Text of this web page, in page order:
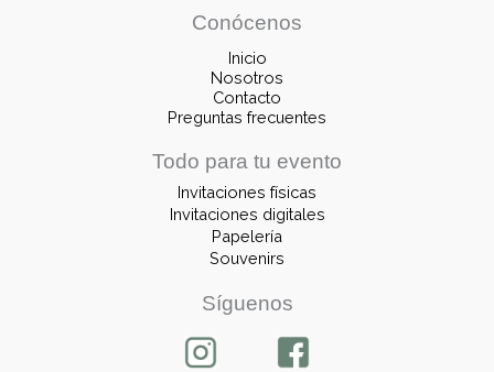
Conócenos
Inicio
Nosotros
Contacto
Preguntas frecuentes
Todo para tu evento
Invitaciones físicas
Invitaciones digitales
Papelería
Souvenirs
Síguenos